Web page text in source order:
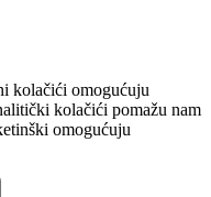
kolačići omogućuju
kolačići pomažu nam
omogućuju